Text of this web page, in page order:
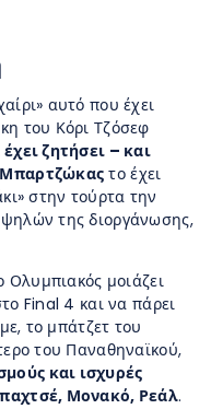
αυτό που έχει
του Κόρι Τζόσεφ
ζητήσει – και
Μπαρτζώκας το έχει
στην τούρτα την
της διοργάνωσης,
Ολυμπιακός μοιάζει
Final 4 και να πάρει
το μπάτζετ του
του Παναθηναϊκού,
και ισχυρές
Μονακό, Ρεάλ.